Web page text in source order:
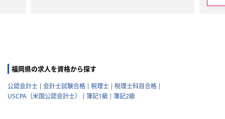
福岡県の求人を資格から探す
公認会計士 会計士試験合格 税理士
税理士科目合格
USCPA（米国公認会計士）
簿記1級 簿記2級